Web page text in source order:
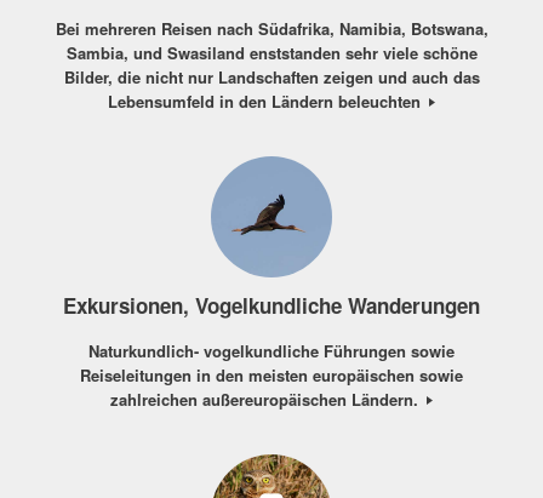
Bei mehreren Reisen nach Südafrika, Namibia, Botswana,
Sambia, und Swasiland enststanden sehr viele schöne
Bilder, die nicht nur Landschaften zeigen und auch das
Lebensumfeld in den Ländern beleuchten
Exkursionen, Vogelkundliche Wanderungen
Naturkundlich- vogelkundliche Führungen sowie
Reiseleitungen in den meisten europäischen sowie
zahlreichen außereuropäischen Ländern.